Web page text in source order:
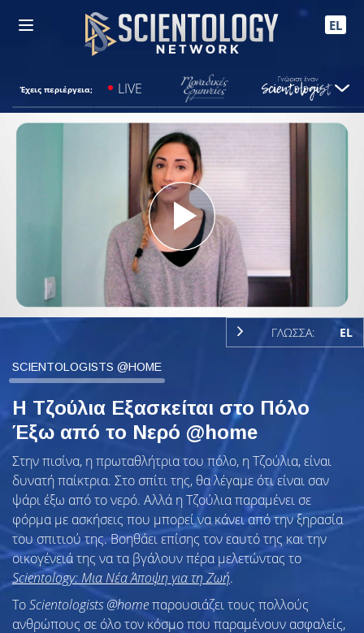
EL
Έχεις περιέργεια; LIVE
Play
Video
ΓΛΩΣΣΑ: EL
SCIENTOLOGISTS @HOME
Η Τζούλια Εξασκείται στο Πόλο
Έξω από το Νερό @home
Στην πισίνα, η πρωταθλήτρια του πόλο, η Τζούλια, είναι
δυνατή παίκτρια. Στο σπίτι της, θα λέγαμε ότι είναι σαν
ψάρι έξω από το νερό. Αλλά η Τζούλια παραμένει σε
φόρμα με ασκήσεις που μπορεί να κάνει από την ξηρασία
του σπιτιού της. Βοηθάει επίσης τον εαυτό της και την
οικογένειά της να τα βγάλουν πέρα μελετώντας το
Scientology: Μια Νέα Άποψη για τη Ζωή.
ToScientologists @homeπαρουσιάζει τους πολλούς
ανθρώπους σε όλο τον κόσμο που παραμένουν ασφαλείς,